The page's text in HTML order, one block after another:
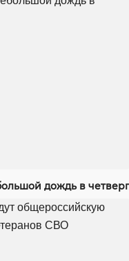
дождь в четверг